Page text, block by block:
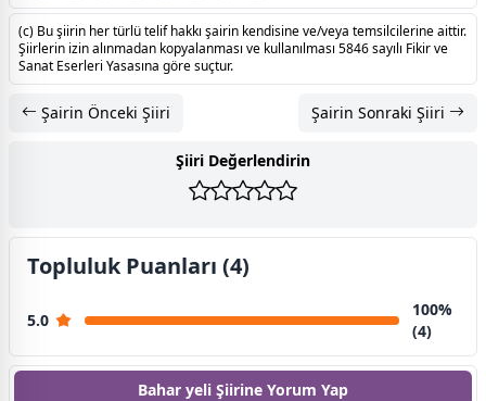
(c) Bu şiirin her türlü telif hakkı şairin kendisine ve/veya temsilcilerine aittir.
Şiirlerin izin alınmadan kopyalanması ve kullanılması 5846 sayılı Fikir ve
Sanat Eserleri Yasasına göre suçtur.
Şairin Önceki Şiiri Şairin Sonraki Şiiri
Şiiri Değerlendirin
Topluluk Puanları (4)
5.0
100%
(4)
Bahar yeli Şiirine Yorum Yap